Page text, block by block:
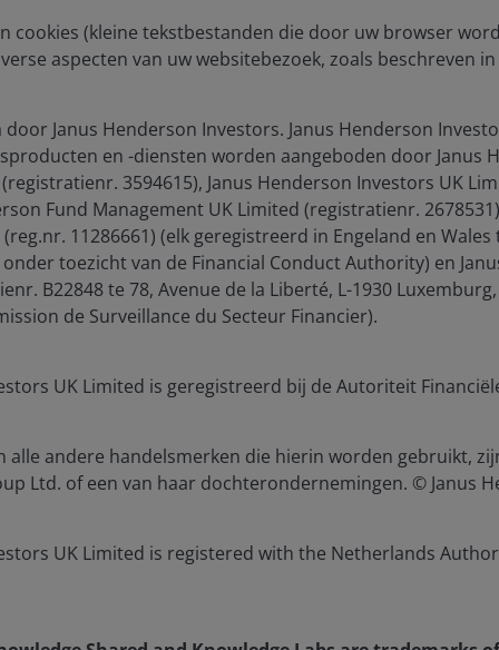
centre
Legal Information
Cookie policy
Fraud and security
JHIESA Principal
Statement
for the use of institutional investors and consultants and is
you may not get back the amount originally invested.
low risk or the ability to control certain risk factors. The
Investors is the name under which investment products
UK Limited (reg. no. 906355), Janus Henderson Fund
England and Wales at 201 Bishopsgate, London EC2M 3AE
improve customer service and for regulatory record keeping
cookies (kleine tekstbestanden die door uw browser
aspecten van uw websitebezoek, zoals beschreven
Janus Henderson Investors. Janus Henderson
en -diensten worden aangeboden door Janus
3594615), Janus Henderson Investors UK
Fund Management UK Limited (registratienr.
11286661) (elk geregistreerd in Engeland en Wales
onder toezicht van de Financial Conduct Authority) en
B22848 te 78, Avenue de la Liberté, L-1930
de Surveillance du Secteur Financier).
UK Limited is geregistreerd bij de Autoriteit
alle andere handelsmerken die hierin worden gebruikt,
Ltd. of een van haar dochterondernemingen. © Janus
UK Limited is registered with the Netherlands